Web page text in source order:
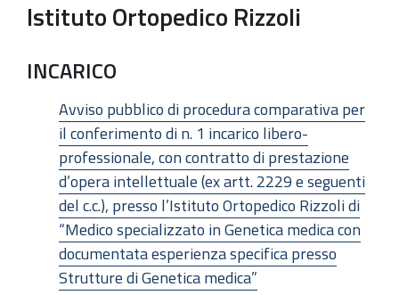
Istituto Ortopedico Rizzoli
INCARICO
Avviso pubblico di procedura comparativa per
il conferimento di n. 1 incarico libero-
professionale, con contratto di prestazione
d’opera intellettuale (ex artt. 2229 e seguenti
del c.c.), presso l’Istituto Ortopedico Rizzoli di
“Medico specializzato in Genetica medica con
documentata esperienza specifica presso
Strutture di Genetica medica”